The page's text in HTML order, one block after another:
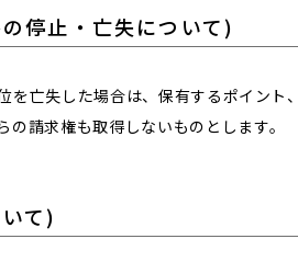
停止・亡失について)
を亡失した場合は、保有するポイン
の請求権も取得しないものとします。
て)